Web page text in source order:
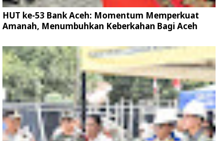
HUT ke-53 Bank Aceh: Momentum Memperkuat
Amanah, Menumbuhkan Keberkahan Bagi Aceh